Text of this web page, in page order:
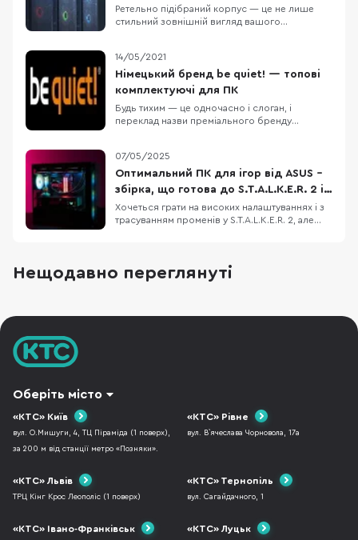
Ретельно підібраний корпус — це не лише
стильний зовнішній вигляд вашого
наскрізний продув і легке подальше
очищення від пилу. Також потрібно врахувати
сумісність з різними компонентами ПК:
формат материнської плати, в
14/05/2021
Німецький бренд be quiet! — топові
комплектуючі для ПК
Будь тихим — це одночасно і слоган, і
переклад назви преміального бренду
належить бюджетний бренд Xilence). У країнах
Західної та Центральної Європи саме be quiet!
вже багато років є лідером з продажів блоків
живленн
07/05/2025
Оптимальний ПК для ігор від ASUS –
збірка, що готова до S.T.A.L.K.E.R. 2 і
не тільки
Хочеться грати на високих налаштуваннях і з
трасуванням променів у S.T.A.L.K.E.R. 2, але
комфортом, але й стрімити ігри на популярні
платформи. Корпус ASUS A23 Plus, блок
Нещодавно переглянуті
Оберіть місто
«КТС» Київ
вул. О.Мишуги, 4, ТЦ Піраміда (1 поверх),
за 200 м від станції метро «Позняки».
«КТС» Рівне
вул. В`ячеслава Чорновола, 17а
«КТС» Львів
ТРЦ Кінг Крос Леополіс (1 поверх)
«КТС» Тернопіль
вул. Сагайдачного, 1
«КТС» Івано-Франківськ «КТС» Луцьк